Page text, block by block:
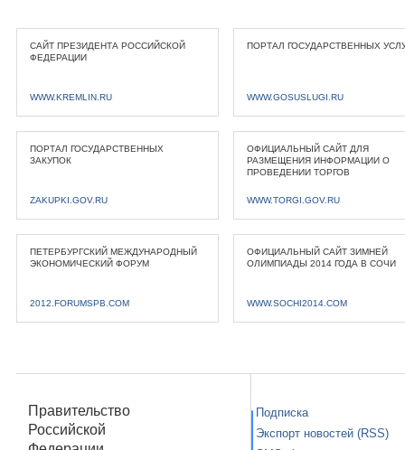
САЙТ ПРЕЗИДЕНТА РОССИЙСКОЙ
ФЕДЕРАЦИИ
WWW.KREMLIN.RU
ПОРТАЛ ГОСУДАРСТВЕННЫХ
WWW.GOSUSLUGI.RU
ПОРТАЛ ГОСУДАРСТВЕННЫХ
ЗАКУПОК
ZAKUPKI.GOV.RU
ОФИЦИАЛЬНЫЙ САЙТ ДЛЯ
РАЗМЕЩЕНИЯ ИНФОРМАЦИИ О
ПРОВЕДЕНИИ ТОРГОВ
WWW.TORGI.GOV.RU
ПЕТЕРБУРГСКИЙ МЕЖДУНАРОДНЫЙ
ЭКОНОМИЧЕСКИЙ ФОРУМ
2012.FORUMSPB.COM
ОФИЦИАЛЬНЫЙ САЙТ ЗИМНЕЙ
ОЛИМПИАДЫ 2014 ГОДА В СОЧИ
WWW.SOCHI2014.COM
Правительство
Российской
Подписка
Экспорт новостей (RSS)